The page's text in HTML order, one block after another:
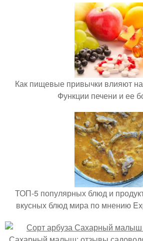
Как пищевые привычки влияют
Функции печени и ее
ТОП-5 популярных блюд и
вкусных блюд мира по мнению